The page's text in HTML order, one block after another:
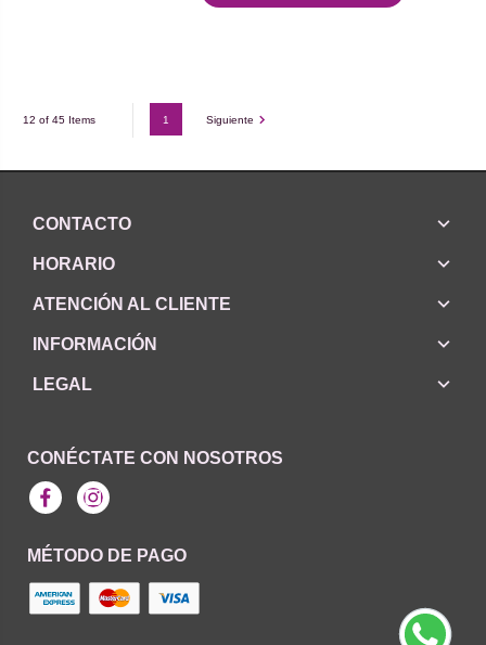
12 of 45 Items 1 Siguiente
CONTACTO
HORARIO
ATENCIÓN AL CLIENTE
INFORMACIÓN
LEGAL
CONÉCTATE CON NOSOTROS
FacebookInstagram
MÉTODO DE PAGO